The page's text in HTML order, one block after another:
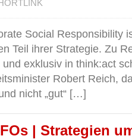
Social Responsibility
Teil ihrer Strategie. Zu
und exklusiv in think:act
Robert Reich,
nicht „gut“ […]
| Strategien